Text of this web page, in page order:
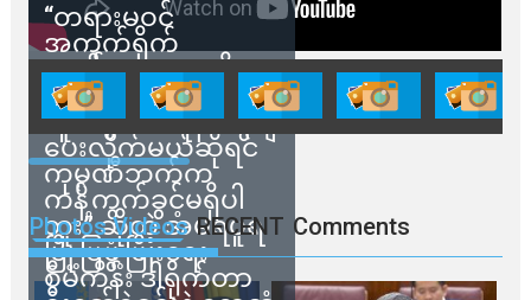
“တရားမဝင်
အကွက်ရိုက်
ရောင်းချမှုတွေကို
သက်ဆိုင်ရာတာဝန်ရှိ
သူတွေက ဂရန်တွေချ
ပေးလိုက်မယ်ဆိုရင်
ကုမ္ပဏီဘက်က
ကန့်ကွက်ခွင့်မရှိပါ
ဘူး” ဆိုတဲ့ အမရပူရ
မြို့ပြဖွံ့ဖြိုးရေး
စီမံကိန်း ဒါရိုက်တာ
Photos Videos RECENT Comments